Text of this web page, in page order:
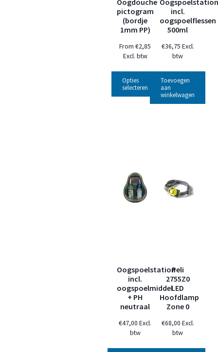
Oogdouche
pictogram
(bordje
1mm PP)
From€2,85
Excl. btw
Opties
selecteren
Oogspoelstation
incl.
oogspoelflessen
500ml
€36,75 Excl.
btw
Toevoegen
aan
winkelwagen
Oogspoelstation
incl.
oogspoelmiddel
+ PH
neutraal
€47,00 Excl.
btw
Peli
2755Z0
LED
Hoofdlamp
Zone 0
€68,00 Excl.
btw